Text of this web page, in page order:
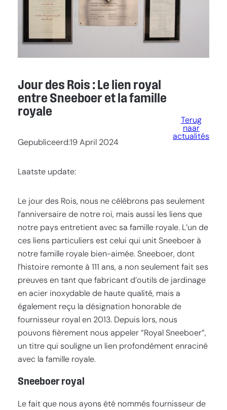
Jour des Rois : Le lien royal
entre Sneeboer et la famille
royale
Gepubliceerd:19 April 2024
Laatste update:
Terug
naar
actualités
Le jour des Rois, nous ne célébrons pas seulement
l’anniversaire de notre roi, mais aussi les liens que
notre pays entretient avec sa famille royale. L’un de
ces liens particuliers est celui qui unit Sneeboer à
notre famille royale bien-aimée. Sneeboer, dont
l’histoire remonte à 111 ans, a non seulement fait ses
preuves en tant que fabricant d’outils de jardinage
en acier inoxydable de haute qualité, mais a
également reçu la désignation honorable de
fournisseur royal en 2013. Depuis lors, nous
pouvons fièrement nous appeler “Royal Sneeboer”,
un titre qui souligne un lien profondément enraciné
avec la famille royale.
Sneeboer royal
Le fait que nous ayons été nommés fournisseur de